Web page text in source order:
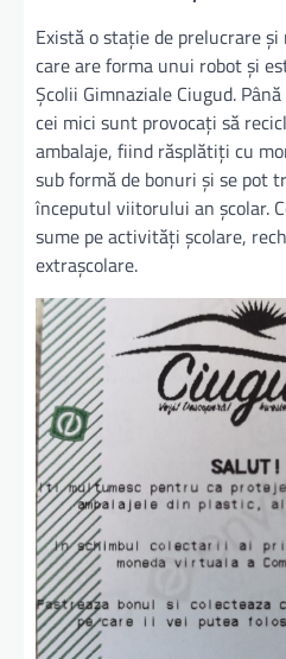
Există o staţie de prelucrare
care are forma unui robot şi
Şcolii Gimnaziale Ciugud.
cei mici sunt provocaţi să
ambalaje, fiind răsplătiţi cu
sub formă de bonuri şi se pot
începutul viitorului an şcolar.
sume pe activităţi şcolare,
extraşcolare.